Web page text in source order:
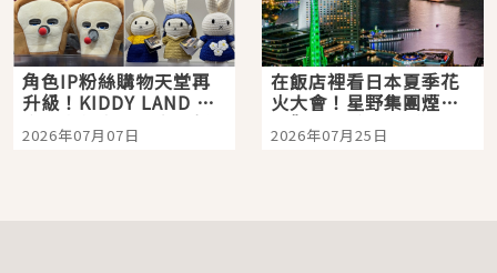
角色IP粉絲購物天堂再
升級！KIDDY LAND 原
宿店吉伊卡哇迎客，新
開幕 OMOKADO 店3分
2026年07月07日
在飯店裡看日本夏季花
火大會！星野集團煙火
景觀飯店6選，讓你不用
人擠人悠閒欣賞
2026年07月25日